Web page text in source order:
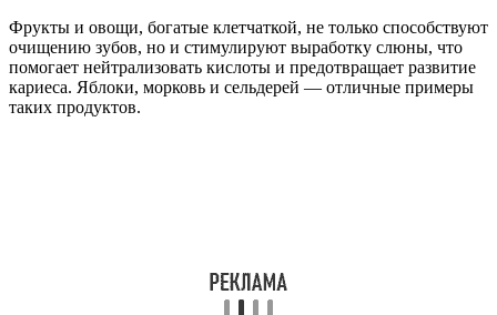
Фрукты и овощи, богатые клетчаткой, не только способствуют
очищению зубов, но и стимулируют выработку слюны, что
помогает нейтрализовать кислоты и предотвращает развитие
кариеса. Яблоки, морковь и сельдерей — отличные примеры
таких продуктов.